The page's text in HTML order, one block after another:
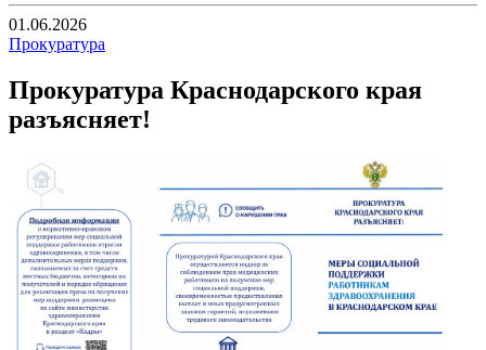
01.06.2026
Прокуратура
Прокуратура Краснодарского края
разъясняет!